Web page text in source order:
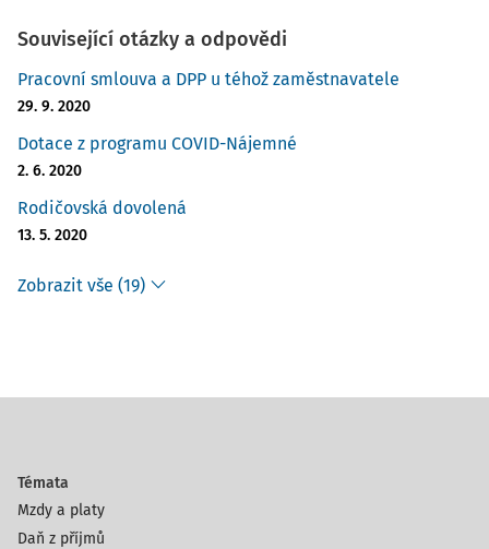
Související otázky a odpovědi
Pracovní smlouva a DPP u téhož zaměstnavatele
29. 9. 2020
Dotace z programu COVID-Nájemné
2. 6. 2020
Rodičovská dovolená
13. 5. 2020
Zobrazit vše (19)
Témata
Mzdy a platy
Daň z příjmů